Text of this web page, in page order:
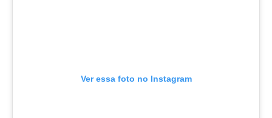
Ver essa foto no Instagram